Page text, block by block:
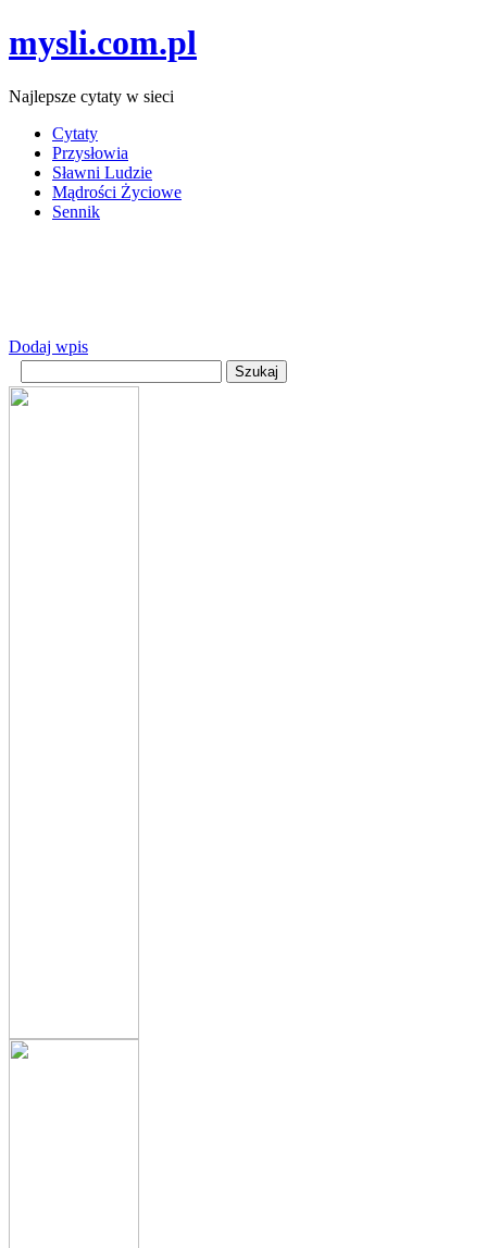
mysli.com.pl
Najlepsze cytaty w sieci
Cytaty
Przysłowia
Sławni Ludzie
Mądrości Życiowe
Sennik
Dodaj wpis